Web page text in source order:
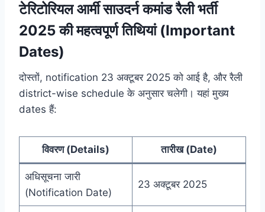
टेरिटोरियल आर्मी साउदर्न कमांड रैली भर्ती
2025 की महत्वपूर्ण तिथियां (Important
Dates)
दोस्तों, notification 23 अक्टूबर 2025 को आई है, और रैली
district-wise schedule के अनुसार चलेगी। यहां मुख्य
dates हैं:
विवरण (Details) तारीख (Date)
अधिसूचना जारी
(Notification Date)
23 अक्टूबर 2025